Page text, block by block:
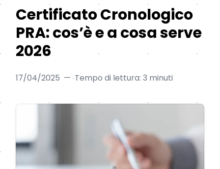
Certificato Cronologico
PRA: cos’è e a cosa serve
2026
17/04/2025 — Tempo di lettura: 3 minuti